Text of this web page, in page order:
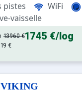
:
pistes WiFi
vaisselle
13960 €1745 €/log
€
VIKING